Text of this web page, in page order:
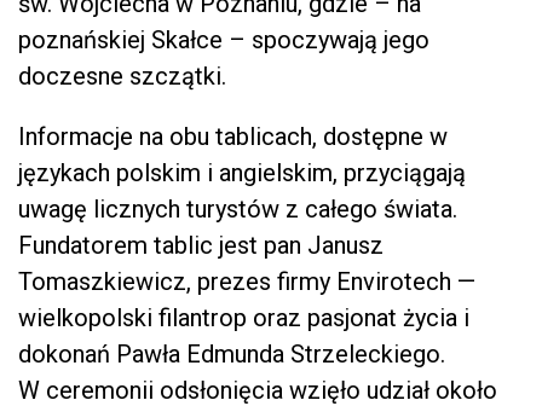
poznańskiej Skałce – spoczywają jego
doczesne szczątki.
Informacje na obu tablicach, dostępne w
językach polskim i angielskim, przyciągają
uwagę licznych turystów z całego świata.
Fundatorem tablic jest pan Janusz
Tomaszkiewicz, prezes firmy Envirotech —
wielkopolski filantrop oraz pasjonat życia i
dokonań Pawła Edmunda Strzeleckiego.
W ceremonii odsłonięcia wzięło udział około